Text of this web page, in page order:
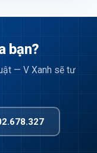
bạn?
— V Xanh sẽ tư